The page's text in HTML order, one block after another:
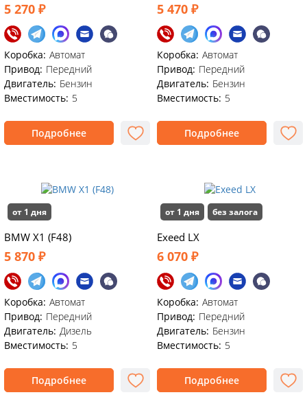
5 270 ₽
Коробка: Автомат
Привод: Передний
Двигатель: Бензин
Вместимость: 5
Подробнее
5 470 ₽
Коробка: Автомат
Привод: Передний
Двигатель: Бензин
Вместимость: 5
Подробнее
от 1 дня
BMW X1 (F48)
5 870 ₽
Коробка: Автомат
Привод: Передний
Двигатель: Дизель
Вместимость: 5
Подробнее
от 1 дня без залога
Exeed LX
6 070 ₽
Коробка: Автомат
Привод: Передний
Двигатель: Бензин
Вместимость: 5
Подробнее